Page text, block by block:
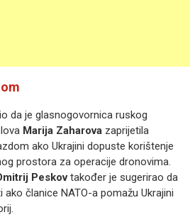
da je glasnogovornica ruskog
Marija Zaharova zaprijetila
ako Ukrajini dopuste korištenje
prostora za operacije dronovima.
Peskovtakođer je sugerirao da
članice NATO-a pomažu Ukrajini